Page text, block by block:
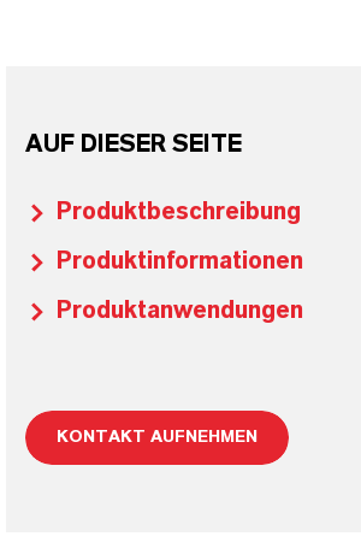
AUF DIESER SEITE
Produktbeschreibung
Produktinformationen
Produktanwendungen
KONTAKT AUFNEHMEN